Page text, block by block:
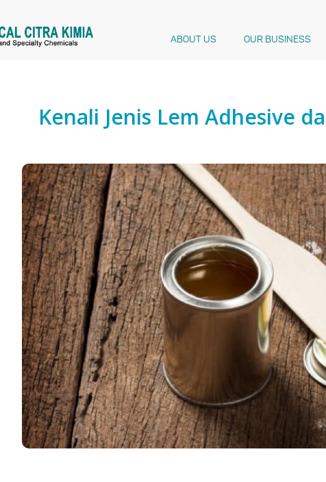
ABOUT US OUR BUSINESS
Kenali Jenis Lem Adhesive